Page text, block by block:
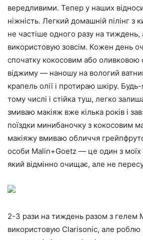
вередливими. Тепер у наших
ніжність. Легкий домашній пілінг з
не частіше одного разу на тиждень,
використовую зовсім. Кожен день
спочатку кокосовим або оливковою
віджиму — наношу на вологий
крапель олії і протираю шкіру.
тому числі і стійка туш, легко
змиваю макіяж вже кілька років і
поїздки минибаночку з кокосовим
макіяжу вмиваю обличчя
особи Malin+Goetz — це один з моїх
який відмінно очищає, але не
2-3 рази на тиждень разом з гелем
використовую Clarisonic, але роблю